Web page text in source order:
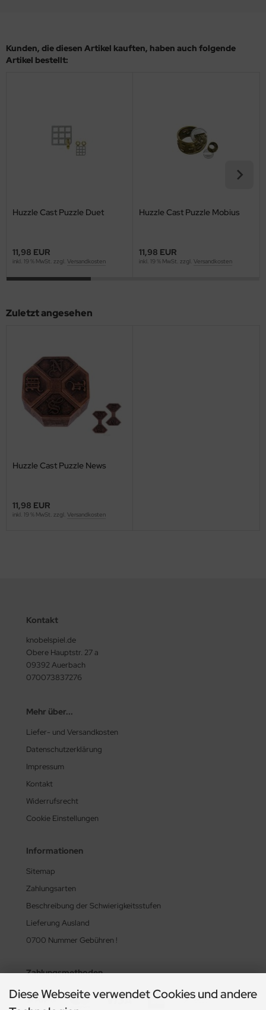
Kunden, die diesen Artikel kauften, haben auch folgende
Artikel bestellt:
Huzzle Cast Puzzle Duet
11,98 EUR
inkl. 19 % MwSt. zzgl. Versandkosten
Huzzle Cast Puzzle Mobius
11,98 EUR
inkl. 19 % MwSt. zzgl. Versandkosten
Zuletzt angesehen
Huzzle Cast Puzzle News
11,98 EUR
inkl. 19 % MwSt. zzgl. Versandkosten
Kontakt
knobelspiel.de
Obere Hauptstr. 27 a
09392 Auerbach
070073837276
Mehr über...
Liefer- und Versandkosten
Datenschutzerklärung
Impressum
Kontakt
Widerrufsrecht
Cookie Einstellungen
Informationen
Sitemap
Zahlungsarten
Beschreibung der Schwierigkeitsstufen
Lieferung Ausland
0700 Nummer Gebühren !
Zahlungsmethoden
Diese Webseite verwendet Cookies und andere